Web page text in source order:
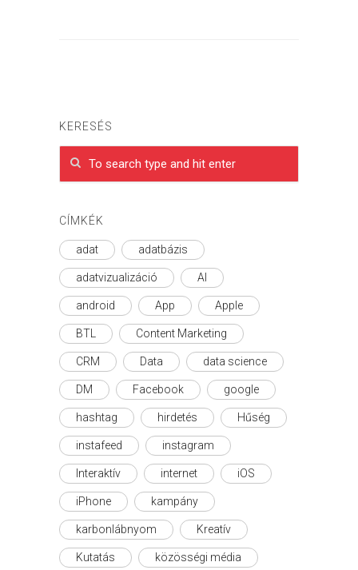
KERESÉS
CÍMKÉK
adat adatbázis
adatvizualizáció AI
android App Apple
BTL Content Marketing
CRM Data data science
DM Facebook google
hashtag hirdetés Hűség
instafeed instagram
Interaktív internet iOS
iPhone kampány
karbonlábnyom Kreatív
Kutatás közösségi média